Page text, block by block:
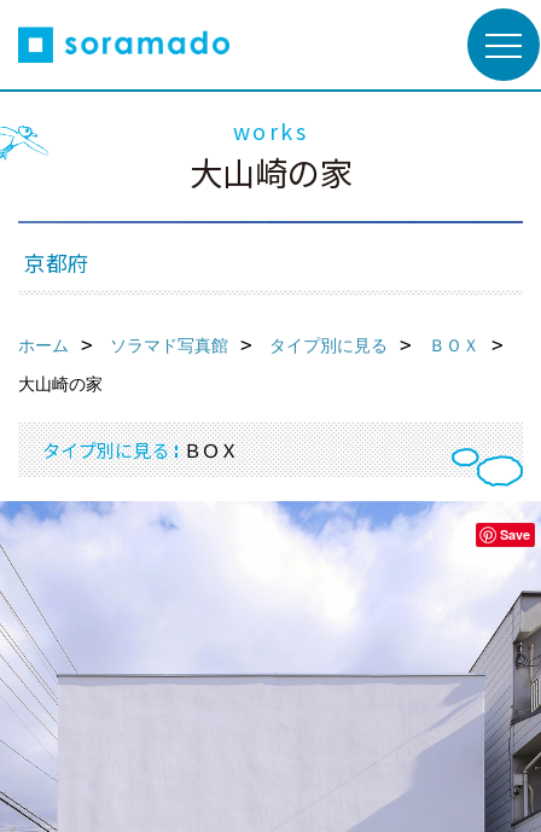
works
大山崎の家
京都府
ホーム ソラマド写真館 タイプ別に見る
ＢＯＸ
大山崎の家
タイプ別に見る ＢＯＸ
Save